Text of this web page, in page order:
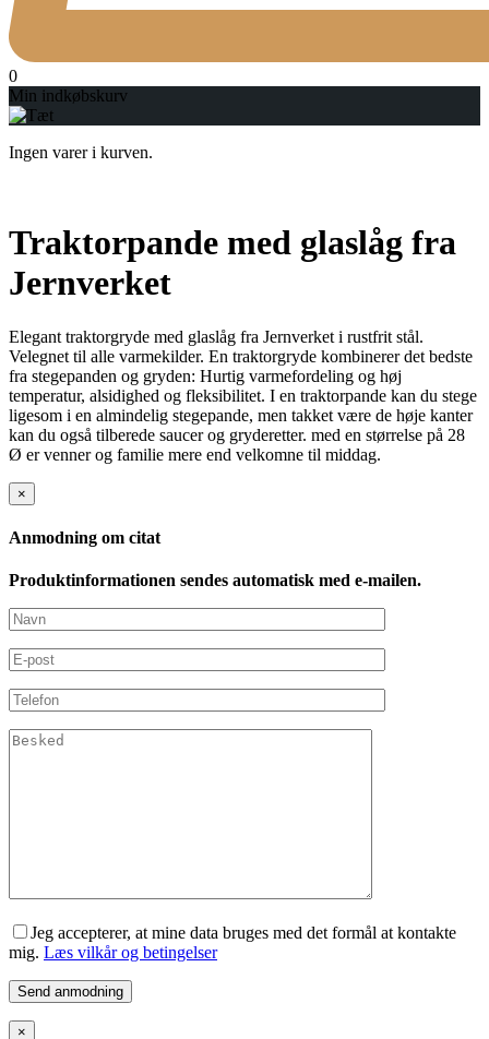
0
Min indkøbskurv
Ingen varer i kurven.
Traktorpande med glaslåg fra
Jernverket
Elegant traktorgryde med glaslåg fra Jernverket i rustfrit stål.
Velegnet til alle varmekilder. En traktorgryde kombinerer det bedste
fra stegepanden og gryden: Hurtig varmefordeling og høj
temperatur, alsidighed og fleksibilitet. I en traktorpande kan du stege
ligesom i en almindelig stegepande, men takket være de høje kanter
kan du også tilberede saucer og gryderetter. med en størrelse på 28
Ø er venner og familie mere end velkomne til middag.
×
Anmodning om citat
Produktinformationen sendes automatisk med e-mailen.
Jeg accepterer, at mine data bruges med det formål at kontakte
mig. Læs vilkår og betingelser
×